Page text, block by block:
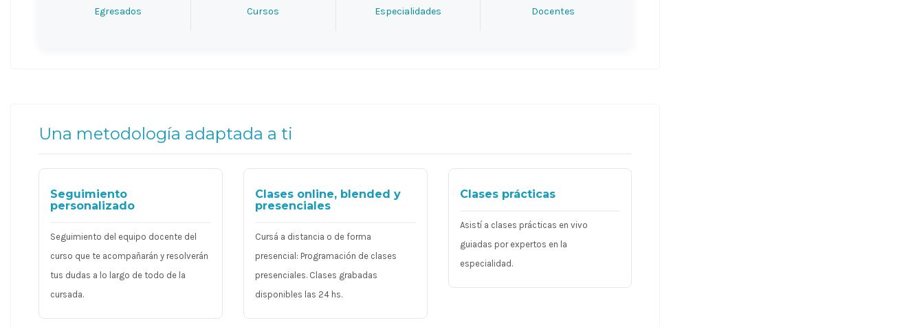
Egresados Cursos Especialidades Docentes
Una metodología adaptada a ti
Seguimiento
personalizado
Seguimiento del equipo docente del
curso que te acompañarán y resolverán
tus dudas a lo largo de todo de la
cursada.
Clases online, blended y
presenciales
Cursá a distancia o de forma
presencial: Programación de clases
presenciales. Clases grabadas
disponibles las 24 hs.
Clases prácticas
Asistí a clases prácticas en vivo
guiadas por expertos en la
especialidad.